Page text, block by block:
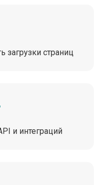
загрузки страниц
и интеграций